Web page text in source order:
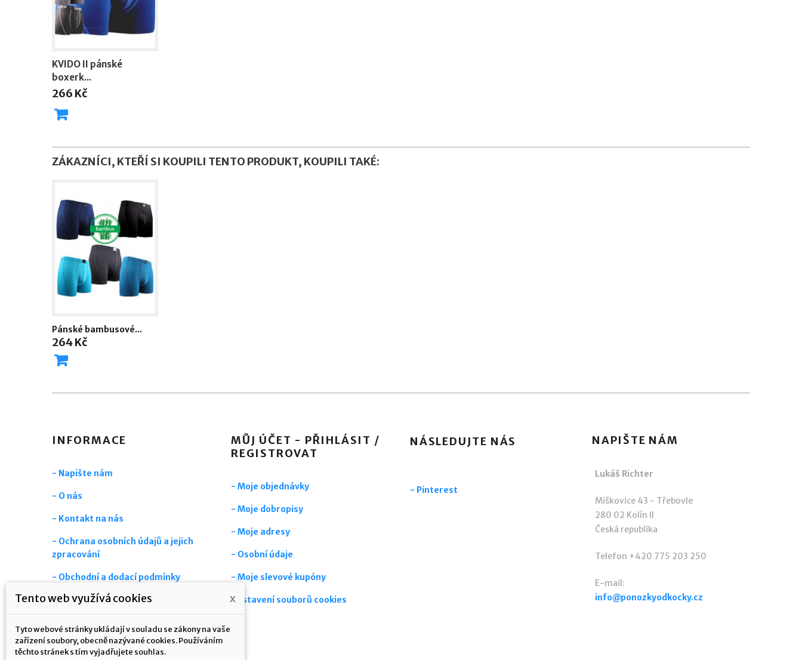
KVIDO II pánské
boxerk...
266 Kč
ZÁKAZNÍCI, KTEŘÍ SI KOUPILI TENTO PRODUKT, KOUPILI TAKÉ:
Pánské bambusové...
264 Kč
INFORMACE
- Napište nám
- O nás
- Kontakt na nás
- Ochrana osobních údajů a jejich
zpracování
- Obchodní a dodací podmínky
- Časté dotazy
- Mapa stránek
MŮJ ÚČET - PŘIHLÁSIT /
REGISTROVAT
- Moje objednávky
- Moje dobropisy
- Moje adresy
- Osobní údaje
- Moje slevové kupóny
Nastavení souborů cookies
NÁSLEDUJTE NÁS
- Pinterest
NAPIŠTE NÁM
Lukáš Richter
Miškovice 43 - Třebovle
280 02 Kolín II
Česká republika
Telefon +420 775 203 250
E-mail:
info@ponozkyodkocky.cz
Tento web využívá cookies x
Tyto webové stránky ukládají v souladu se zákony na vaše
zařízení soubory, obecně nazývané cookies. Používáním
těchto stránek s tím vyjadřujete souhlas.